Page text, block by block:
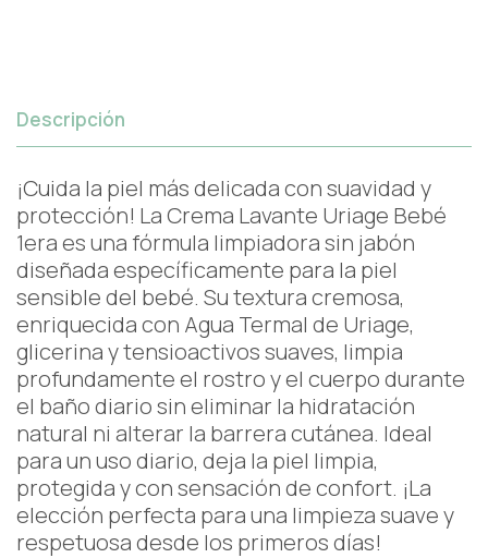
Descripción
¡Cuida la piel más delicada con suavidad y
protección! La Crema Lavante Uriage Bebé
1era es una fórmula limpiadora sin jabón
diseñada específicamente para la piel
sensible del bebé. Su textura cremosa,
enriquecida con Agua Termal de Uriage,
glicerina y tensioactivos suaves, limpia
profundamente el rostro y el cuerpo durante
el baño diario sin eliminar la hidratación
natural ni alterar la barrera cutánea. Ideal
para un uso diario, deja la piel limpia,
protegida y con sensación de confort. ¡La
elección perfecta para una limpieza suave y
respetuosa desde los primeros días!